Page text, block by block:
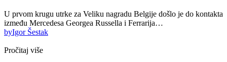
U prvom krugu utrke za Veliku nagradu Belgije došlo je do kontakta
između Mercedesa Georgea Russella i Ferrarija…
byIgor Šestak
Pročitaj više